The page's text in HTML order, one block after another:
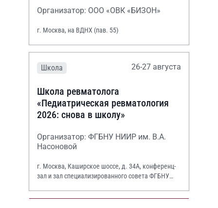
Организатор: ООО «ОВК «БИЗОН»
г. Москва, на ВДНХ (пав. 55)
Школа 26-27 августа
Школа ревматолога
«Педиатрическая ревматология
2026: снова в школу»
Организатор: ФГБНУ НИИР им. В.А.
Насоновой
г. Москва, Каширское шоссе, д. 34А, конференц-
зал и зал специализированного совета ФГБНУ